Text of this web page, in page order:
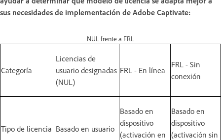
sus necesidades de implementación de Adobe Captivate:
NUL frente a FRL
Categoría
Licencias de
usuario designadas
(NUL)
FRL - En línea
FRL - Sin
conexión
Tipo de licencia Basado en usuario
Basado en
dispositivo
(activación en
Basado en
dispositivo
(activación sin